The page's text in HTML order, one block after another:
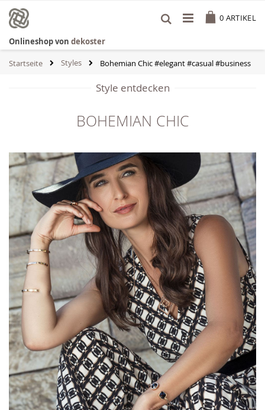
Inhalt
springen
0 ARTIKEL
Onlineshop von dekoster
Startseite Styles Bohemian Chic #elegant #casual #business
Style entdecken
BOHEMIAN CHIC